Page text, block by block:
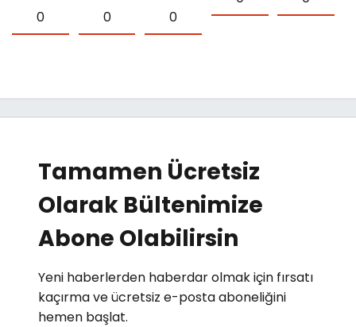
0 0 0
Tamamen Ücretsiz
Olarak Bültenimize
Abone Olabilirsin
Yeni haberlerden haberdar olmak için fırsatı
kaçırma ve ücretsiz e-posta aboneliğini
hemen başlat.